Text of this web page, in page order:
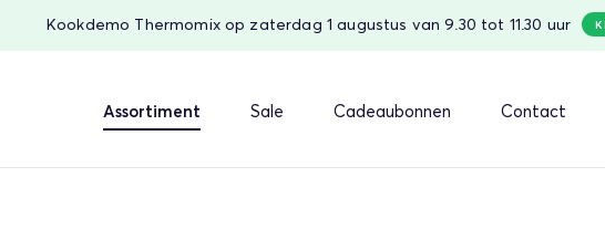
Kookdemo Thermomix op zaterdag 1 augustus van 9.30 tot 11.30 uur
Assortiment Sale Cadeaubonnen Contact